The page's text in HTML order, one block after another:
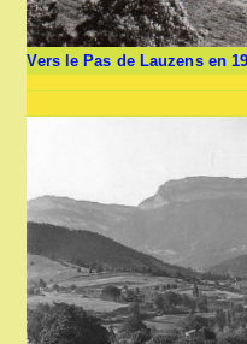
Vers le Pas de Lauzens en